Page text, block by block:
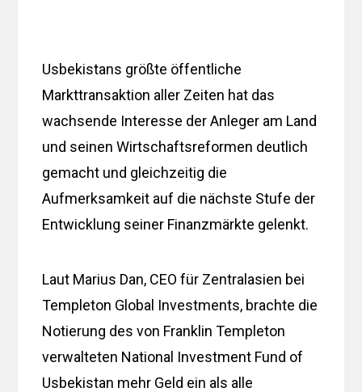
Usbekistans größte öffentliche
Markttransaktion aller Zeiten hat das
wachsende Interesse der Anleger am Land
und seinen Wirtschaftsreformen deutlich
gemacht und gleichzeitig die
Aufmerksamkeit auf die nächste Stufe der
Entwicklung seiner Finanzmärkte gelenkt.
Laut Marius Dan, CEO für Zentralasien bei
Templeton Global Investments, brachte die
Notierung des von Franklin Templeton
verwalteten National Investment Fund of
Usbekistan mehr Geld ein als alle